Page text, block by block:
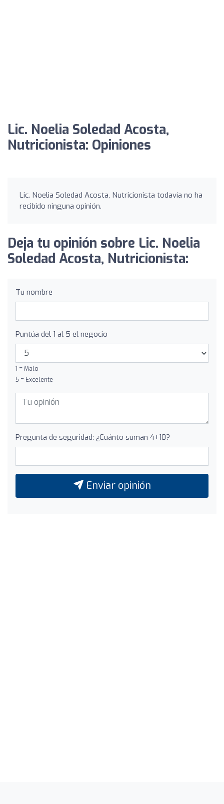
Lic. Noelia Soledad Acosta,
Nutricionista: Opiniones
Lic. Noelia Soledad Acosta, Nutricionista todavía no ha
recibido ninguna opinión.
Deja tu opinión sobre Lic. Noelia
Soledad Acosta, Nutricionista:
Tu nombre
Puntúa del 1 al 5 el negocio
1 = Malo
5 = Excelente
Pregunta de seguridad: ¿Cuánto suman 4+10?
Enviar opinión